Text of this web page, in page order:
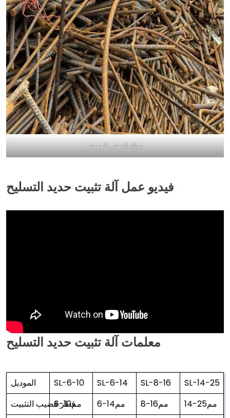
سلك الصلب المهمل
فيديو عمل آلة تثبيت حديد التسليح
معلمات آلة تثبيت حديد التسليح
الموديل SL-6-10 SL-6-14 SL-8-16
SL-14-25
قطر قضيب التثبيت6-10مم 6-14مم 8-16مم
14-25مم